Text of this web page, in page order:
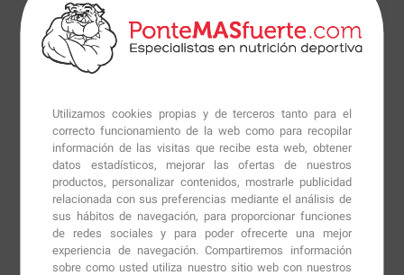
Utilizamos cookies propias y de terceros tanto para el
correcto funcionamiento de la web como para recopilar
información de las visitas que recibe esta web, obtener
datos estadísticos, mejorar las ofertas de nuestros
productos, personalizar contenidos, mostrarle publicidad
relacionada con sus preferencias mediante el análisis de
sus hábitos de navegación, para proporcionar funciones
de redes sociales y para poder ofrecerte una mejor
experiencia de navegación. Compartiremos información
sobre como usted utiliza nuestro sitio web con nuestros
grasas saludables te brinda la energía necesaria para
enfrentar tus sesiones de entrenamiento más
exigentes.
añaden un toque crujiente y sabroso, elevando la
experiencia sensorial mientras disfrutas de sus
beneficios nutricionales. Estos trozos no solo realzan el
sabor, sino que también aportan un extra de energía
gracias a su contenido en carbohidratos de liberación
sostenida.
Los deportistas encontrarán enProtein Baruna aliada